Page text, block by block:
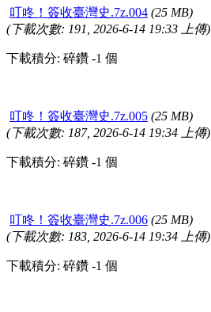
叮咚！簽收臺灣史.7z.004 (25 MB)
(下載次數: 191, 2026-6-14 19:33 上傳)
下載積分: 碎鑽 -1 個
叮咚！簽收臺灣史.7z.005 (25 MB)
(下載次數: 187, 2026-6-14 19:34 上傳)
下載積分: 碎鑽 -1 個
叮咚！簽收臺灣史.7z.006 (25 MB)
(下載次數: 183, 2026-6-14 19:34 上傳)
下載積分: 碎鑽 -1 個